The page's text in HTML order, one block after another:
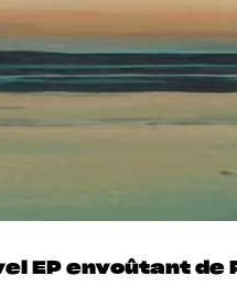
EP envoûtant de